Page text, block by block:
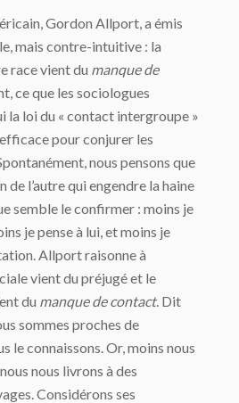
Gordon Allport, a émis
mais contre-intuitive : la
race vient du manque de
ce que les sociologues
la loi du « contact intergroupe »
pour conjurer les
nous pensons que
de l’autre qui engendre la haine
semble le confirmer : moins je
je pense à lui, et moins je
Allport raisonne à
vient du préjugé et le
du manque de contact. Dit
sommes proches de
le connaissons. Or, moins nous
nous livrons à des
Considérons ses